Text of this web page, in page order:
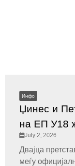
Инфо
Џинес и
на ЕП У18
July 2, 2026
Двајца
меѓу